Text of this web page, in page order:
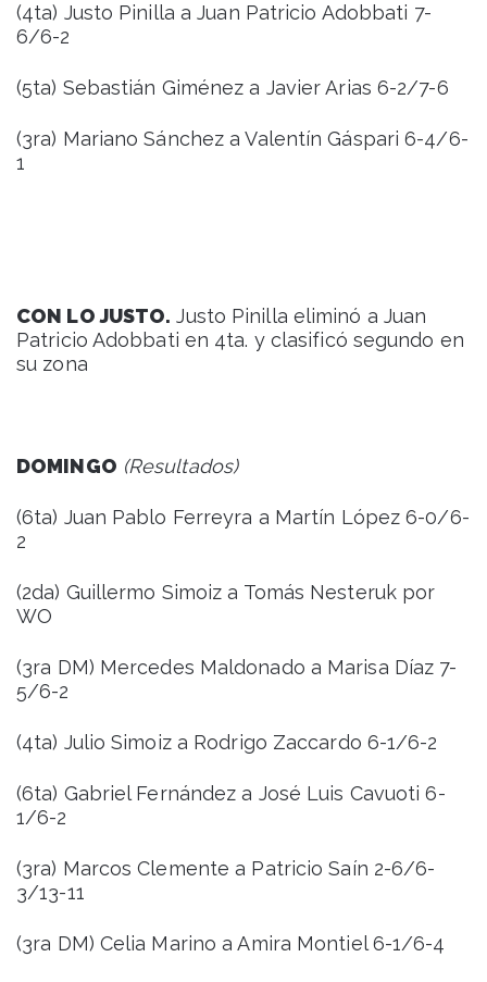
(4ta) Justo Pinilla a Juan Patricio Adobbati 7-
6/6-2
(5ta) Sebastián Giménez a Javier Arias 6-2/7-6
(3ra) Mariano Sánchez a Valentín Gáspari 6-4/6-
1
CON LO JUSTO. Justo Pinilla eliminó a Juan
Patricio Adobbati en 4ta. y clasificó segundo en
su zona
DOMINGO (Resultados)
(6ta) Juan Pablo Ferreyra a Martín López 6-0/6-
2
(2da) Guillermo Simoiz a Tomás Nesteruk por
WO
(3ra DM) Mercedes Maldonado a Marisa Díaz 7-
5/6-2
(4ta) Julio Simoiz a Rodrigo Zaccardo 6-1/6-2
(6ta) Gabriel Fernández a José Luis Cavuoti 6-
1/6-2
(3ra) Marcos Clemente a Patricio Saín 2-6/6-
3/13-11
(3ra DM) Celia Marino a Amira Montiel 6-1/6-4